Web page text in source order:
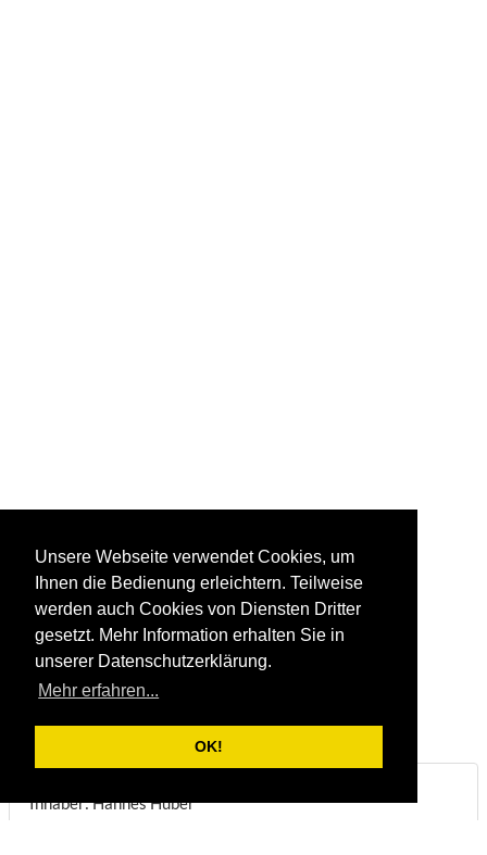
Unsere Webseite verwendet Cookies, um
Ihnen die Bedienung erleichtern. Teilweise
werden auch Cookies von Diensten Dritter
gesetzt. Mehr Information erhalten Sie in
unserer Datenschutzerklärung.
Mehr erfahren...
OK!
Inhaber: Hannes Huber